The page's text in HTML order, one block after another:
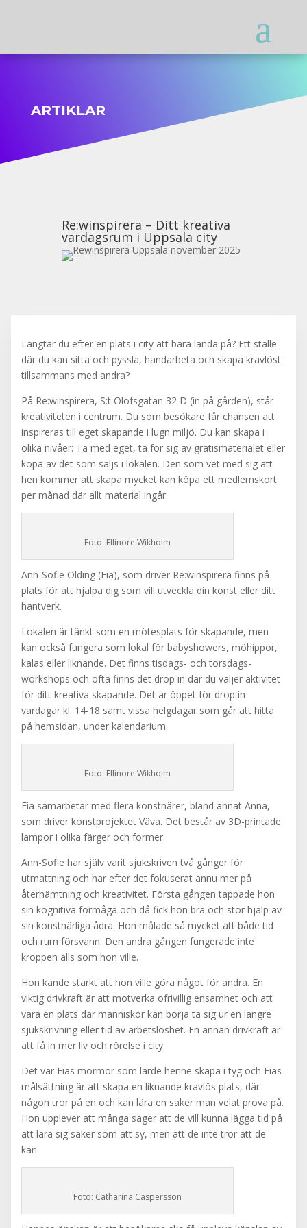
ARTIKLAR
Re:winspirera – Ditt kreativa
vardagsrum i Uppsala city
Längtar du efter en plats i city att bara landa på? Ett ställe
där du kan sitta och pyssla, handarbeta och skapa kravlöst
tillsammans med andra?
På Re:winspirera, S:t Olofsgatan 32 D (in på gården), står
kreativiteten i centrum. Du som besökare får chansen att
inspireras till eget skapande i lugn miljö. Du kan skapa i
olika nivåer: Ta med eget, ta för sig av gratismaterialet eller
köpa av det som säljs i lokalen. Den som vet med sig att
hen kommer att skapa mycket kan köpa ett medlemskort
per månad där allt material ingår.
Foto: Ellinore Wikholm
Ann-Sofie Olding (Fia), som driver Re:winspirera finns på
plats för att hjälpa dig som vill utveckla din konst eller ditt
hantverk.
Lokalen är tänkt som en mötesplats för skapande, men
kan också fungera som lokal för babyshowers, möhippor,
kalas eller liknande. Det finns tisdags- och torsdags-
workshops och ofta finns det drop in där du väljer aktivitet
för ditt kreativa skapande. Det är öppet för drop in
vardagar kl. 14-18 samt vissa helgdagar som går att hitta
på hemsidan, under kalendarium.
Foto: Ellinore Wikholm
Fia samarbetar med flera konstnärer, bland annat Anna,
som driver konstprojektet Väva. Det består av 3D-printade
lampor i olika färger och former.
Ann-Sofie har själv varit sjukskriven två gånger för
utmattning och har efter det fokuserat ännu mer på
återhämtning och kreativitet. Första gången tappade hon
sin kognitiva förmåga och då fick hon bra och stor hjälp av
sin konstnärliga ådra. Hon målade så mycket att både tid
och rum försvann. Den andra gången fungerade inte
kroppen alls som hon ville.
Hon kände starkt att hon ville göra något för andra. En
viktig drivkraft är att motverka ofrivillig ensamhet och att
vara en plats där människor kan börja ta sig ur en längre
sjukskrivning eller tid av arbetslöshet. En annan drivkraft är
att få in mer liv och rörelse i city.
Det var Fias mormor som lärde henne skapa i tyg och Fias
målsättning är att skapa en liknande kravlös plats, där
någon tror på en och kan lära en saker man velat prova på.
Hon upplever att många säger att de vill kunna lägga tid på
att lära sig saker som att sy, men att de inte tror att de
kan.
Foto: Catharina Caspersson